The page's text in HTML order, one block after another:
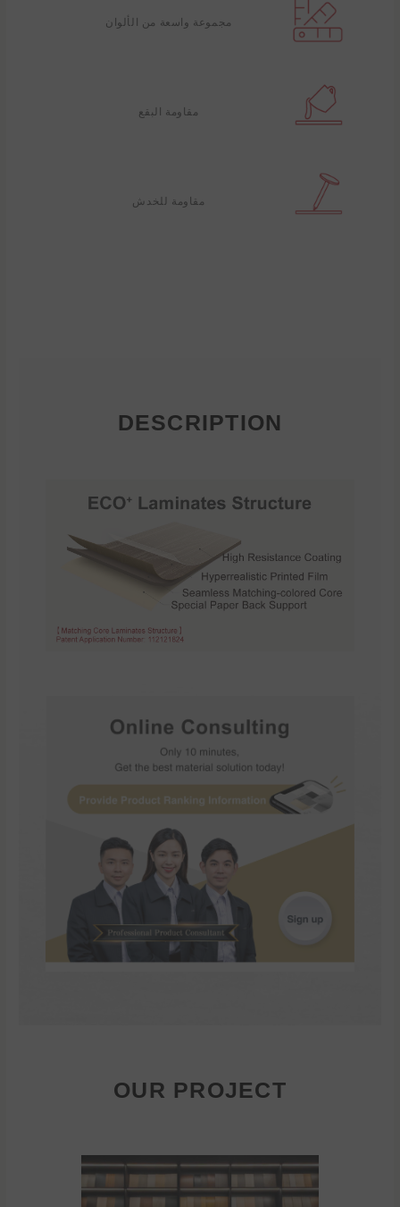
مجموعة واسعة من الألوان
مقاومة البقع
مقاومة للخدش
DESCRIPTION
OUR PROJECT